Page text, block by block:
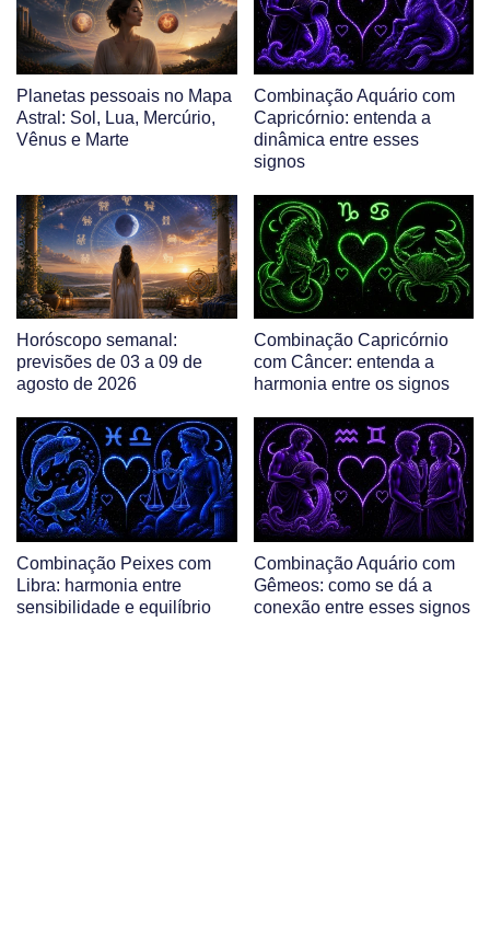
Planetas pessoais no Mapa
Astral: Sol, Lua, Mercúrio,
Vênus e Marte
Combinação Aquário com
Capricórnio: entenda a
dinâmica entre esses
signos
Horóscopo semanal:
previsões de 03 a 09 de
agosto de 2026
Combinação Capricórnio
com Câncer: entenda a
harmonia entre os signos
Combinação Peixes com
Libra: harmonia entre
sensibilidade e equilíbrio
Combinação Aquário com
Gêmeos: como se dá a
conexão entre esses signos